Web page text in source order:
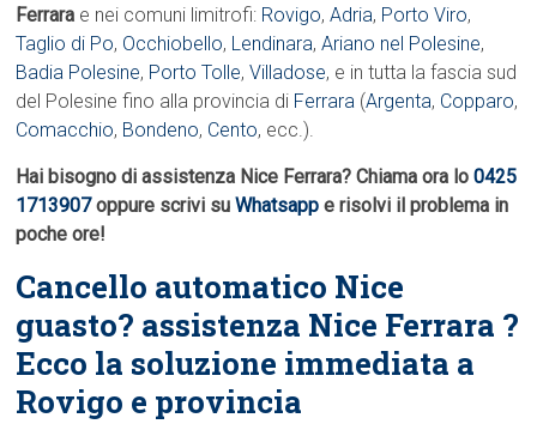
Ferrara e nei comuni limitrofi: Rovigo,Adria, Porto Viro,
Taglio di Po, Occhiobello, Lendinara,Ariano nel Polesine,
Badia Polesine, Porto Tolle,Villadose, e in tutta la fascia sud
del Polesine fino alla provincia di Ferrara (Argenta, Copparo,
Comacchio, Bondeno, Cento, ecc.).
Hai bisogno di assistenza Nice Ferrara? Chiama ora lo0425
1713907oppure scrivi suWhatsapp e risolvi il problema in
poche ore!
Cancello automatico Nice
guasto? assistenza Nice Ferrara ?
Ecco la soluzione immediata a
Rovigo e provincia